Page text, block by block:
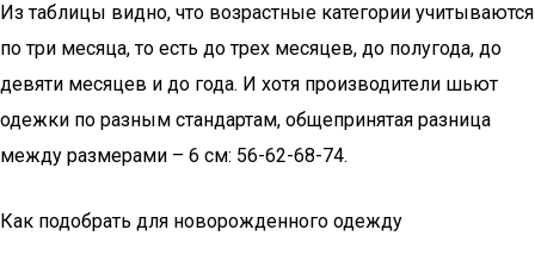
Из таблицы видно, что возрастные категории учитываются
по три месяца, то есть до трех месяцев, до полугода, до
девяти месяцев и до года. И хотя производители шьют
одежки по разным стандартам, общепринятая разница
между размерами – 6 см: 56-62-68-74.
Как подобрать для новорожденного одежду